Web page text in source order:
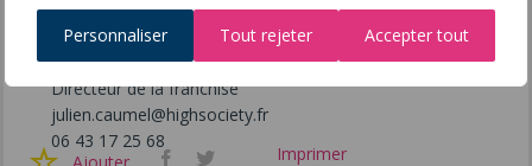
Personnaliser Tout rejeter Accepter tout
Interlocuteur
Julien CAUMEL
Directeur de la franchise
julien.caumel@highsociety.fr
06 43 17 25 68
Facebook Imprimer